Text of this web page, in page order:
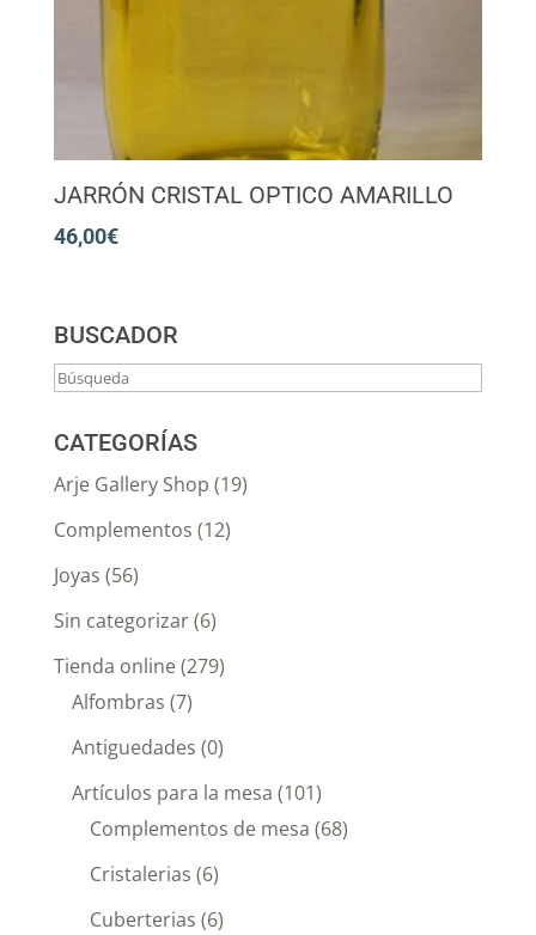
JARRÓN CRISTAL OPTICO AMARILLO
46,00€
BUSCADOR
CATEGORÍAS
Arje Gallery Shop (19)
Complementos (12)
Joyas (56)
Sin categorizar(6)
Tienda online(279)
Alfombras (7)
Antiguedades (0)
Artículos para la mesa (101)
Complementos de mesa (68)
Cristalerias (6)
Cuberterias (6)